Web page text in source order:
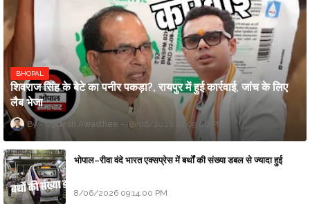
BHOPAL
शिवराज सिंह के बेटे का पनीर पकड़ा?, रायपुर में हुई कार्रवाई, जांच के लिए
लैब भेजा
Updesh Awasthee 8/06/2026 10:09:00 PM
भोपाल–रीवा वंदे भारत एक्सप्रेस में बर्थों की संख्या डबल से ज्यादा हुई
8/06/2026 09:14:00 PM